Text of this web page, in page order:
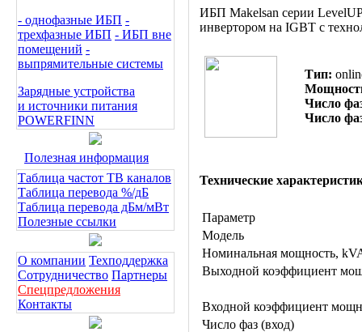
- однофазные ИБП -
трехфазные ИБП - ИБП вне
помещений -
выпрямительные системы
Зарядные устройства
и источники питания
POWERFINN
Полезная информация
Таблица частот ТВ каналов
Таблица перевода %/дБ
Таблица перевода дБм/мВт
Полезные ссылки
О компании Техподдержка
Сотрудничество Партнеры
Спецпредложения
Контакты
ИБП Makelsan серии
инвертором на IGBT с
Тип:
Число
Число
Технические
Параметр
Модель
Номинальная мощность,
Выходной коэффициент
Входной коэффициент
Число фаз (вход)